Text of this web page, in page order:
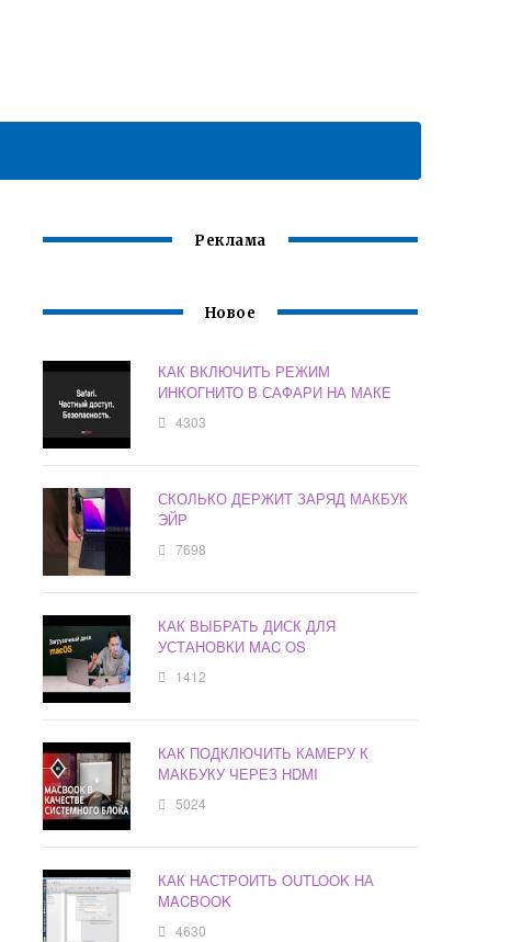
Реклама
Новое
КАК ВКЛЮЧИТЬ РЕЖИМ
ИНКОГНИТО В САФАРИ НА МАКЕ
4303
СКОЛЬКО ДЕРЖИТ ЗАРЯД МАКБУК
ЭЙР
7698
КАК ВЫБРАТЬ ДИСК ДЛЯ
УСТАНОВКИ MAC OS
1412
КАК ПОДКЛЮЧИТЬ КАМЕРУ К
МАКБУКУ ЧЕРЕЗ HDMI
5024
КАК НАСТРОИТЬ OUTLOOK НА
MACBOOK
4630